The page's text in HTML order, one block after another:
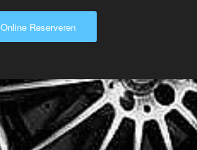
Online Reserveren